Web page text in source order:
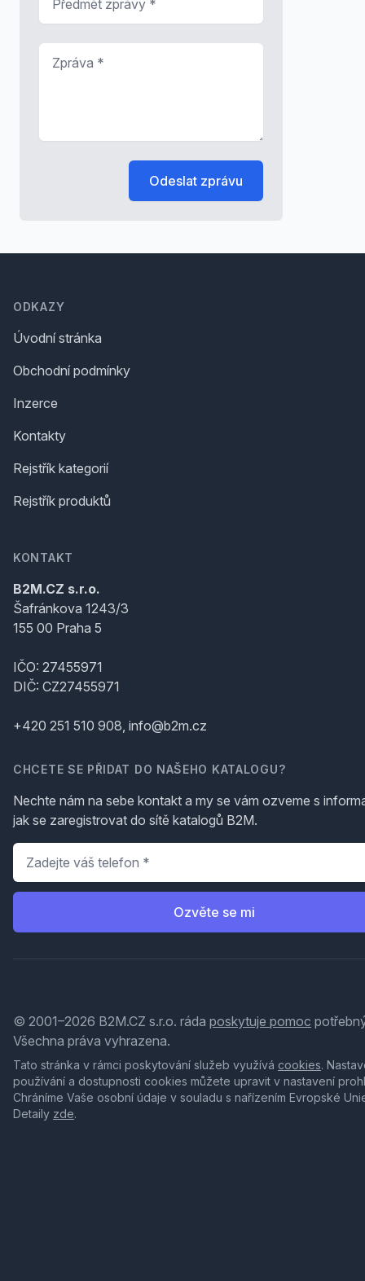
Odeslat zprávu
ODKAZY
Úvodní stránka
Obchodní podmínky
Inzerce
Kontakty
Rejstřík kategorií
Rejstřík produktů
KONTAKT
B2M.CZ s.r.o.
Šafránkova 1243/3
155 00 Praha 5
IČO: 27455971
DIČ: CZ27455971
+420 251 510 908, info@b2m.cz
CHCETE SE PŘIDAT DO NAŠEHO KATALOGU?
Nechte nám na sebe kontakt a my se vám ozveme s
jak se zaregistrovat do sítě katalogů B2M.
Telefon
Ozvěte se mi
© 2001–2026 B2M.CZ s.r.o. ráda poskytuje pomoc
Všechna práva vyhrazena.
Tato stránka v rámci poskytování služeb využívá cookies.
používání a dostupnosti cookies můžete upravit v nastavení
Chráníme Vaše osobní údaje v souladu s nařízením Evropské
Detaily zde.